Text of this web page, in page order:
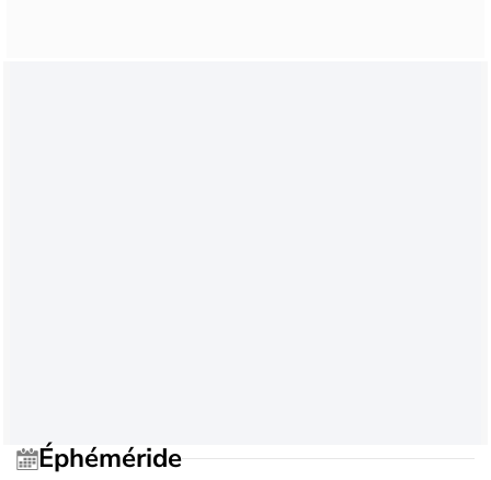
Éphéméride